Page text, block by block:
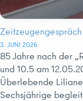
3. JUNI 2026
85 Jahre nach der
und 10.5 am
Überlebende
Sechsjährige